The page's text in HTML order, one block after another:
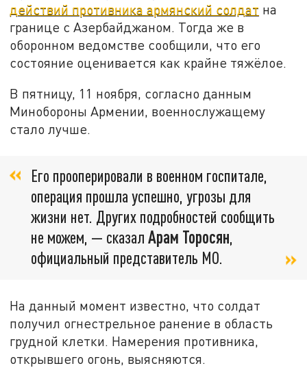
действий противника армянский солдат на
границе с Азербайджаном. Тогда же в
оборонном ведомстве сообщили, что его
состояние оценивается как крайне тяжёлое.
В пятницу, 11 ноября, согласно данным
Минобороны Армении, военнослужащему
стало лучше.
Его прооперировали в военном госпитале,
операция прошла успешно, угрозы для
жизни нет. Других подробностей сообщить
не можем, — сказал Арам Торосян,
официальный представитель МО.
На данный момент известно, что солдат
получил огнестрельное ранение в область
грудной клетки. Намерения противника,
открывшего огонь, выясняются.